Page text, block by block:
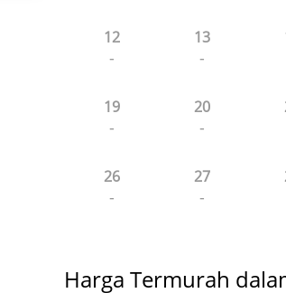
12
-
13
-
19
-
20
-
26
-
27
-
Harga Termurah